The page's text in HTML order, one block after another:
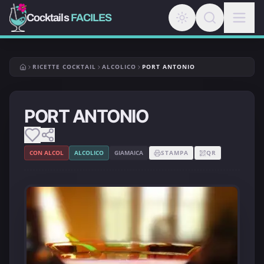
CocktailsFACILES
RICETTE COCKTAIL ALCOLICO PORT ANTONIO
PORT ANTONIO
CON ALCOL ALCOLICO GIAMAICA STAMPA QR